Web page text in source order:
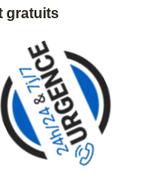
gratuits